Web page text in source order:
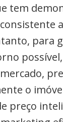
tem
para
o
preço